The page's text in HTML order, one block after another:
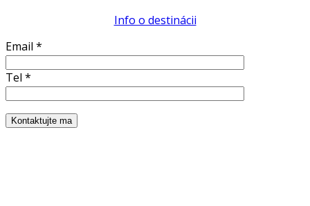
Info o destinácii
Email *
Tel *